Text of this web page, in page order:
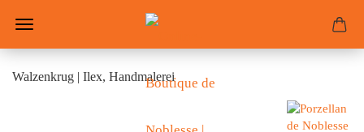
Walzenkrug | Ilex, Handmalerei